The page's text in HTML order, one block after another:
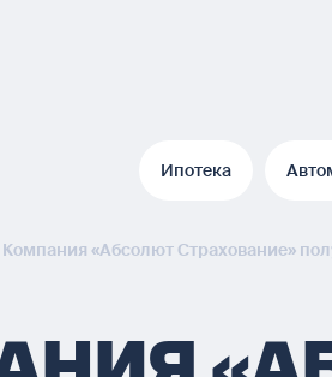
Ипотека
Компания «Абсолют Страхование»